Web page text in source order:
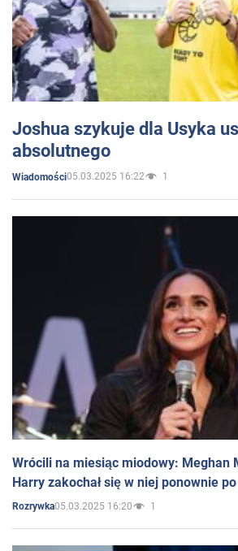
Joshua szykuje dla Usyka
absolutnego
Wiadomości05.03.2025 16:22 1
Wrócili na miesiąc miodowy: Meghan
Harry zakochał się w niej ponownie
Rozrywka05.03.2025 16:20 1